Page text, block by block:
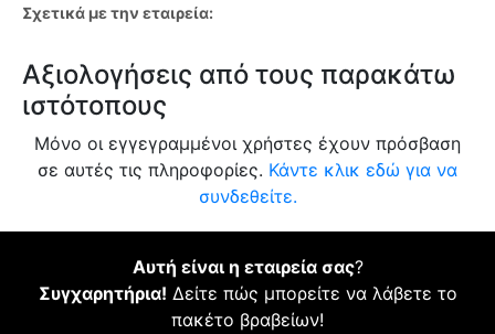
Σχετικά με την εταιρεία:
Αξιολογήσεις από τους παρακάτω
ιστότοπους
Μόνο οι εγγεγραμμένοι χρήστες έχουν πρόσβαση
σε αυτές τις πληροφορίες. Κάντε κλικ εδώ για να
συνδεθείτε.
Αυτή είναι η εταιρεία σας?
Συγχαρητήρια! Δείτε πώς μπορείτε να λάβετε το
πακέτο βραβείων!